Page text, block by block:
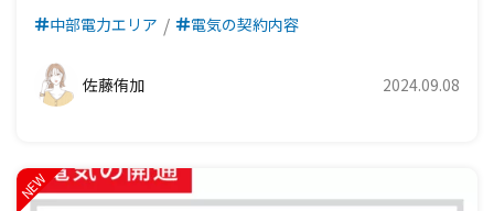
中部電力エリア 電気の契約内容
佐藤侑加 2024.09.08